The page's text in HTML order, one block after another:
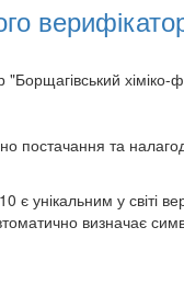
постачання та
унікальним у світі
визначає